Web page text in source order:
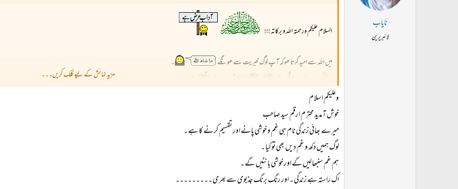
نایاب
لائبریرین السلام علیکم ورحمتہ اللہ و برکاتہ !!!
میں اللہ سے امید کرتا ھو کہ آپ لوگ خیریت سے ھونگے
۔
میرا نام سید ارقم ھے،
اسلام آباد سے میرا تعلق ھے -
یہ زندگی خوشی کیلئے بھی کم ھے- لوگ نہ جانے کیوں
غم دیتے ا ور غم سہتے ھے- ھر وقت ھر پل
خوش رھواور خوشی دو میرے محفل کے دوستوں! اسی کی ضرورت ھے- خوش رھو
آپ کی محفل میں شمولیت میرے لیئے خوشی کا باعث ہے ۔ابھی بس اتنا ہی باقی ملاقات رہے گی تو باتوں سلسلہ چلتا رھے گا -
مزید نمائش کے لیے کلک کریں۔۔۔
وعلیکم اسلام
خوش آمدید محترم ارقم سید صاحب
میرے بھائی زندگی نام ہی غم و خوشی پانے اور تقسیم کرنے کا ہے ۔
لوگ ہمیں دکھ و غم دیں بھی تو کیا ۔
ہم غم سنبھالیں گے اور خوشی بانٹیں گے ۔
اک راستہ ہے زندگی ۔ اور رنگ برنگ جذبوی سے بھری ۔۔۔۔۔۔۔۔۔